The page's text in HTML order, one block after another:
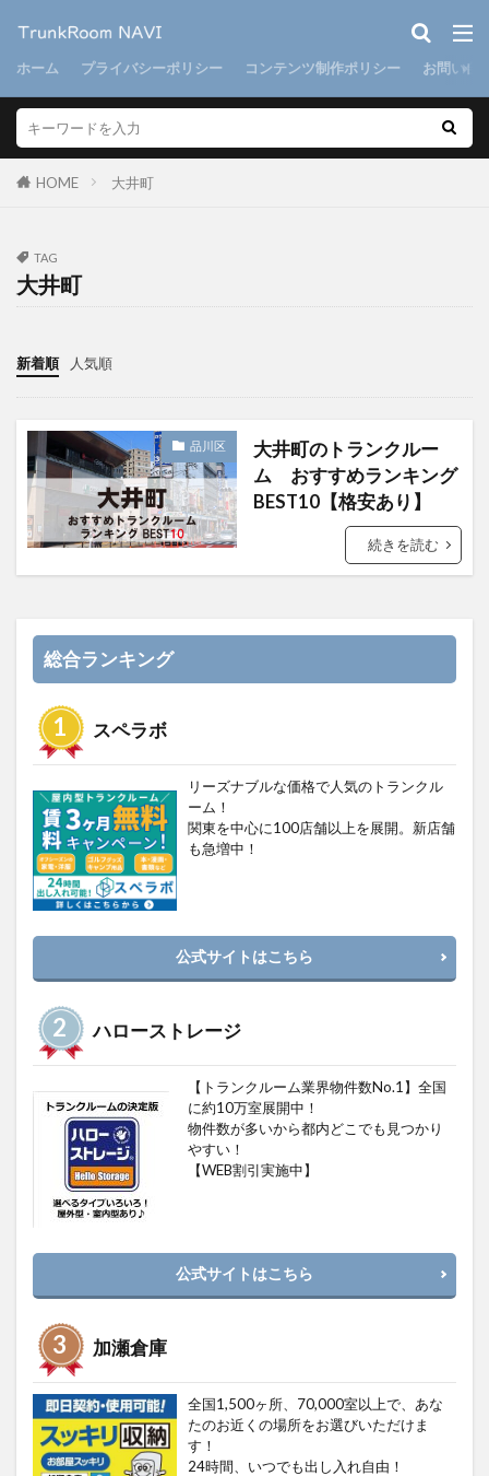
ホーム プライバシーポリシー コンテンツ制作ポリシー お問い合
HOME 大井町
TAG
大井町
新着順 人気順
品川区
大井町のトランクルー
ム おすすめランキング
BEST10【格安あり】
続きを読む
総合ランキング
スペラボ
リーズナブルな価格で人気のトランクル
ーム！
関東を中心に100店舗以上を展開。新店舗
も急増中！
公式サイトはこちら
ハローストレージ
【トランクルーム業界物件数No.1】全国
に約10万室展開中！
物件数が多いから都内どこでも見つかり
やすい！
【WEB割引実施中】
公式サイトはこちら
加瀬倉庫
全国1,500ヶ所、70,000室以上で、あな
たのお近くの場所をお選びいただけま
す！
24時間、いつでも出し入れ自由！